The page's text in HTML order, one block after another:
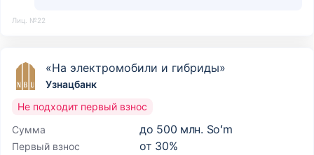
Лиц. №22
«На электромобили и гибриды»
Узнацбанк
Сумма до 500 млн. Soʻm
Первый взнос от 30%
Не подходит первый взнос